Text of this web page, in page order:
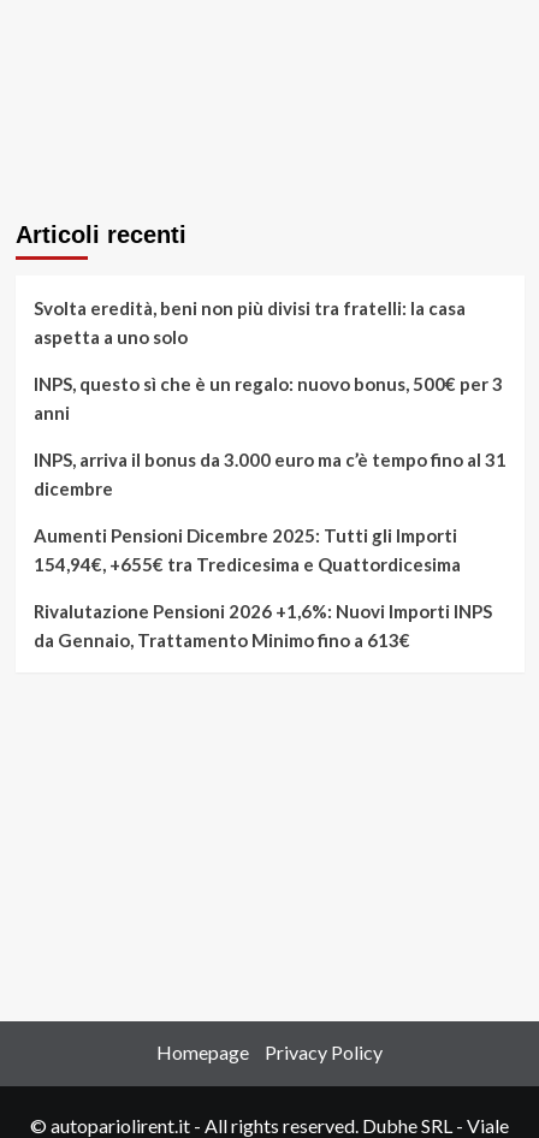
Articoli recenti
Svolta eredità, beni non più divisi tra fratelli: la casa
aspetta a uno solo
INPS, questo sì che è un regalo: nuovo bonus, 500€ per 3
anni
INPS, arriva il bonus da 3.000 euro ma c’è tempo fino al 31
dicembre
Aumenti Pensioni Dicembre 2025: Tutti gli Importi
154,94€, +655€ tra Tredicesima e Quattordicesima
Rivalutazione Pensioni 2026 +1,6%: Nuovi Importi INPS
da Gennaio, Trattamento Minimo fino a 613€
Homepage Privacy Policy
© autopariolirent.it - All rights reserved. Dubhe SRL - Viale